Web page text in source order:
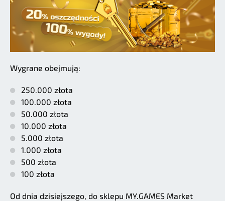
Wygrane obejmują:
250.000 złota
100.000 złota
50.000 złota
10.000 złota
5.000 złota
1.000 złota
500 złota
100 złota
Od dnia dzisiejszego, do sklepu MY.GAMES Market